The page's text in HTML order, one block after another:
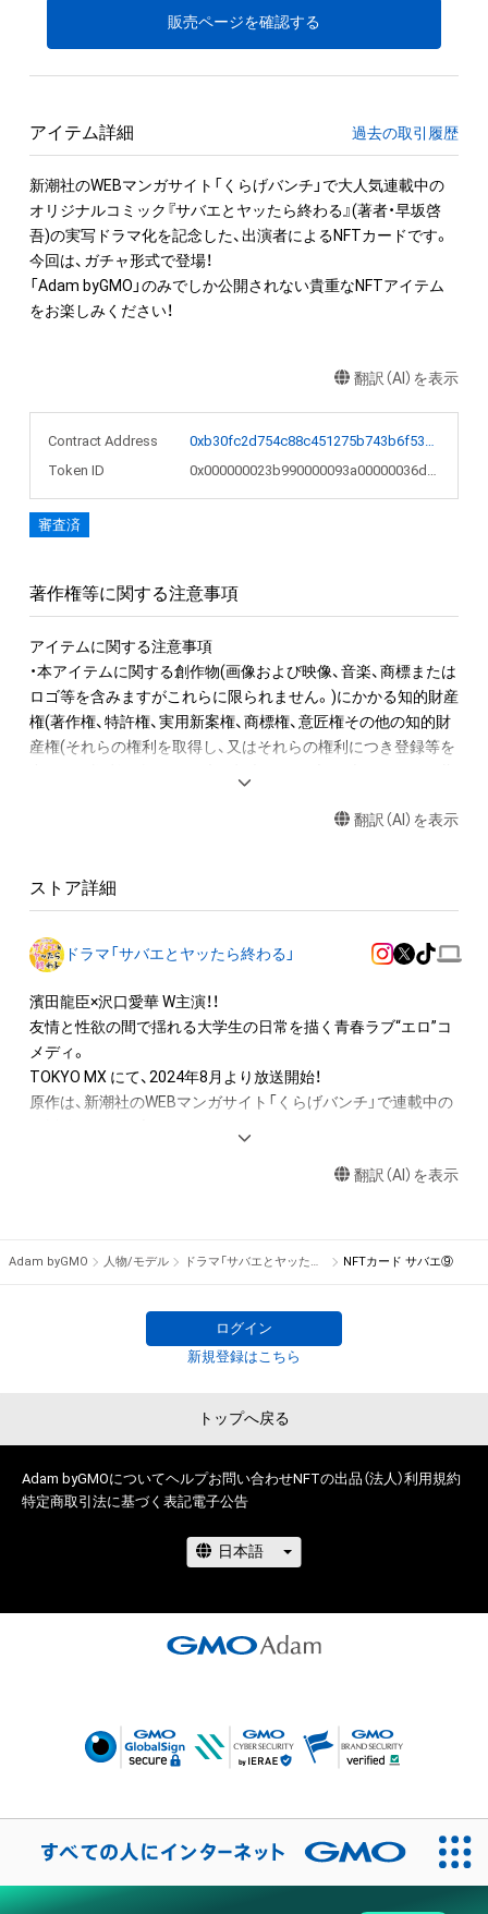
販売ページを確認する
アイテム詳細 過去の取引履歴
新潮社のWEBマンガサイト「くらげバンチ」で大人気連載中の
オリジナルコミック『サバエとヤッたら終わる』(著者・早坂啓
吾)の実写ドラマ化を記念した、出演者によるNFTカードです。
今回は、ガチャ形式で登場！
「Adam byGMO」のみでしか公開されない貴重なNFTアイテム
をお楽しみください！
翻訳（AI）を表示
Contract Address
Token ID
審査済
著作権等に関する注意事項
アイテムに関する注意事項
・本アイテムに関する創作物(画像および映像、音楽、商標または
ロゴ等を含みますがこれらに限られません。)にかかる知的財産
権(著作権、特許権、実用新案権、商標権、意匠権その他の知的財
産権(それらの権利を取得し、又はそれらの権利につき登録等を
けている者によって保護されています。そのため、本アイテム
・本アイテムの著作権を有する方、著作隣接権の権利者またはそ
アイテムの保有者が有する権利」の範囲を超えた行為、知的財産
権を侵害するおそれのある行為(改変、公開、配布、逆コンパイ
ル、リバースエンジニアリングを含みますが、これに限定されま
せん。)を行うことはできません。
・本アイテムに関する創作物の利用については、公序良俗や法令
に反する利用またはその恐れのある利用など、作成者が不適切
であると判断した場合、利用をお断りさせていただきます。
保有者、その他第三者が損害を被った場合、その損害がいかなる
原因で発生したものであっても、本アイテムの著作権を有する
翻訳（AI）を表示
ストア詳細
ドラマ「サバエとヤッたら終わる」
濱田龍臣×沢口愛華 W主演！！
友情と性欲の間で揺れる大学生の日常を描く青春ラブ“エロ”コ
メディ。
TOKYO MX にて、2024年8月より放送開始！
原作は、新潮社のWEBマンガサイト「くらげバンチ」で連載中の
翻訳（AI）を表示
Adam byGMO 人物/モデル ドラマ「サバエとヤッたら終わる」 NFTカード サバエ⑨
ログイン
新規登録はこちら
トップへ戻る
Adam byGMOについてヘルプお問い合わせNFTの出品（法人）利用規約
特定商取引法に基づく表記電子公告